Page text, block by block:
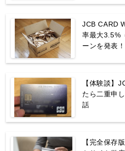
JCB CARD
率最大3.5%
ーンを発表
【体験談】
たら二重申
話
【完全保存